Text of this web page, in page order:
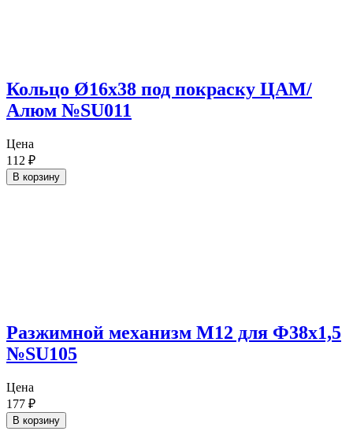
Кольцо Ø16х38 под покраску ЦАМ/
Алюм №SU011
Цена
112 ₽
В корзину
Разжимной механизм М12 для Ф38х1,5
№SU105
Цена
177 ₽
В корзину